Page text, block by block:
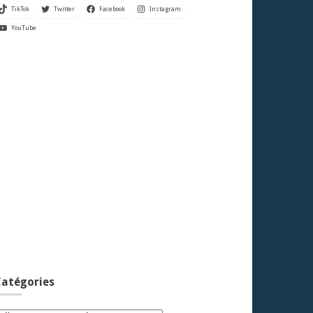
TikTok Twitter Facebook Instagram
YouTube